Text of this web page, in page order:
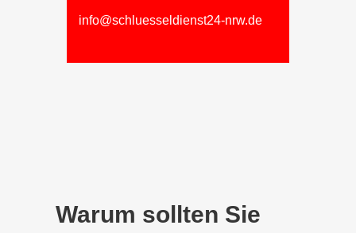
info@schluesseldienst24-nrw.de
Warum sollten Sie